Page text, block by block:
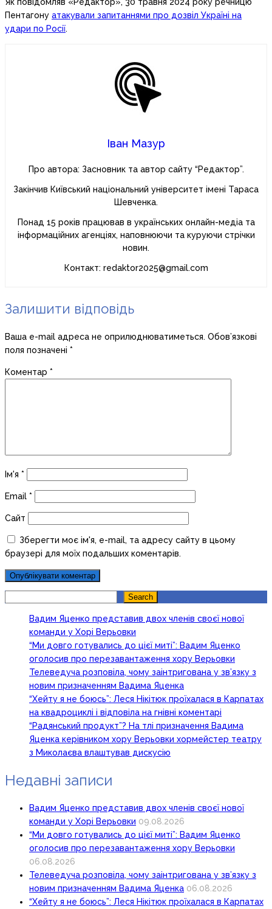
Як повідомляв «Редактор», 30 травня 2024 року речницю
Пентагону атакували запитаннями про дозвіл Україні на
удари по Росії.
Іван Мазур
Про автора: Засновник та автор сайту “Редактор”.
Закінчив Київський національний університет імені Тараса
Шевченка.
Понад 15 років працював в українських онлайн-медіа та
інформаційних агенціях, наповнюючи та куруючи стрічки
новин.
Контакт: redaktor2025@gmail.com
Залишити відповідь
Ваша e-mail адреса не оприлюднюватиметься. Обов’язкові
поля позначені *
Коментар *
Ім'я *
Email *
Сайт
Зберегти моє ім'я, e-mail, та адресу сайту в цьому
браузері для моїх подальших коментарів.
Search
Вадим Яценко представив двох членів своєї нової
команди у Хорі Верьовки
“Ми довго готувались до цієї миті”: Вадим Яценко
оголосив про перезавантаження хору Верьовки
Телеведуча розповіла, чому заінтригована у зв’язку з
новим призначенням Вадима Яценка
“Хейту я не боюсь”: Леся Нікітюк проїхалася в Карпатах
на квадроциклі і відповіла на гнівні коментарі
“Радянський продукт”? На тлі призначення Вадима
Яценка керівником хору Верьовки хормейстер театру
з Миколаєва влаштував дискусію
Недавні записи
Вадим Яценко представив двох членів своєї нової
команди у Хорі Верьовки 09.08.2026
“Ми довго готувались до цієї миті”: Вадим Яценко
оголосив про перезавантаження хору Верьовки
06.08.2026
Телеведуча розповіла, чому заінтригована у зв’язку з
новим призначенням Вадима Яценка 06.08.2026
“Хейту я не боюсь”: Леся Нікітюк проїхалася в Карпатах